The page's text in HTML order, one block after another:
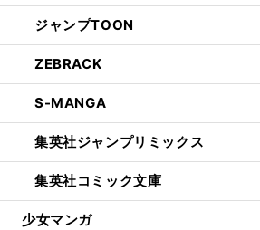
ジャンプTOON
ZEBRACK
S-MANGA
集英社ジャンプリミックス
集英社コミック文庫
少女マンガ